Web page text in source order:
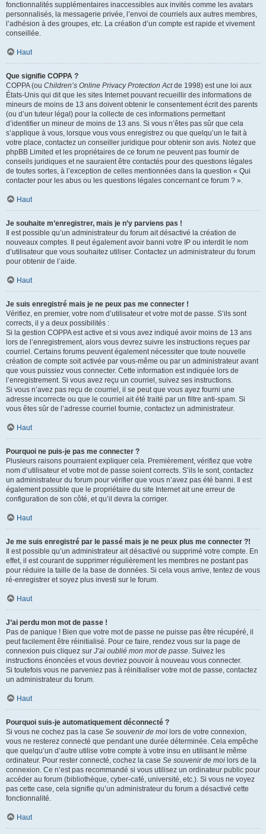
fonctionnalités supplémentaires inaccessibles aux invités comme les avatars
personnalisés, la messagerie privée, l’envoi de courriels aux autres membres,
l’adhésion à des groupes, etc. La création d’un compte est rapide et vivement
conseillée.
Haut
Que signifie COPPA ?
COPPA (ou Children’s Online Privacy Protection Actde 1998) est une loi aux
États-Unis qui dit que les sites Internet pouvant recueillir des informations de
mineurs de moins de 13 ans doivent obtenir le consentement écrit des parents
(ou d’un tuteur légal) pour la collecte de ces informations permettant
d’identifier un mineur de moins de 13 ans. Si vous n’êtes pas sûr que cela
s’applique à vous, lorsque vous vous enregistrez ou que quelqu’un le fait à
votre place, contactez un conseiller juridique pour obtenir son avis. Notez que
phpBB Limited et les propriétaires de ce forum ne peuvent pas fournir de
conseils juridiques et ne sauraient être contactés pour des questions légales
de toutes sortes, à l’exception de celles mentionnées dans la question « Qui
contacter pour les abus ou les questions légales concernant ce forum ? ».
Haut
Je souhaite m’enregistrer, mais je n’y parviens pas !
Il est possible qu’un administrateur du forum ait désactivé la création de
nouveaux comptes. Il peut également avoir banni votre IP ou interdit le nom
d’utilisateur que vous souhaitez utiliser. Contactez un administrateur du forum
pour obtenir de l’aide.
Haut
Je suis enregistré mais je ne peux pas me connecter !
Vérifiez, en premier, votre nom d’utilisateur et votre mot de passe. S’ils sont
corrects, il y a deux possibilités :
Si la gestion COPPA est active et si vous avez indiqué avoir moins de 13 ans
lors de l’enregistrement, alors vous devrez suivre les instructions reçues par
courriel. Certains forums peuvent également nécessiter que toute nouvelle
création de compte soit activée par vous-même ou par un administrateur avant
que vous puissiez vous connecter. Cette information est indiquée lors de
l’enregistrement. Si vous avez reçu un courriel, suivez ses instructions.
Si vous n’avez pas reçu de courriel, il se peut que vous ayez fourni une
adresse incorrecte ou que le courriel ait été traité par un filtre anti-spam. Si
vous êtes sûr de l’adresse courriel fournie, contactez un administrateur.
Haut
Pourquoi ne puis-je pas me connecter ?
Plusieurs raisons pourraient expliquer cela. Premièrement, vérifiez que votre
nom d’utilisateur et votre mot de passe soient corrects. S’ils le sont, contactez
un administrateur du forum pour vérifier que vous n’avez pas été banni. Il est
également possible que le propriétaire du site Internet ait une erreur de
configuration de son côté, et qu’il devra la corriger.
Haut
Je me suis enregistré par le passé mais je ne peux plus me connecter ?!
Il est possible qu’un administrateur ait désactivé ou supprimé votre compte. En
effet, il est courant de supprimer régulièrement les membres ne postant pas
pour réduire la taille de la base de données. Si cela vous arrive, tentez de vous
ré-enregistrer et soyez plus investi sur le forum.
Haut
J’ai perdu mon mot de passe !
Pas de panique ! Bien que votre mot de passe ne puisse pas être récupéré, il
peut facilement être réinitialisé. Pour ce faire, rendez vous sur la page de
connexion puis cliquez sur J’ai oublié mon mot de passe. Suivez les
instructions énoncées et vous devriez pouvoir à nouveau vous connecter.
Si toutefois vous ne parveniez pas à réinitialiser votre mot de passe, contactez
un administrateur du forum.
Haut
Pourquoi suis-je automatiquement déconnecté ?
Si vous ne cochez pas la case Se souvenir de moi lors de votre connexion,
vous ne resterez connecté que pendant une durée déterminée. Cela empêche
que quelqu’un d’autre utilise votre compte à votre insu en utilisant le même
ordinateur. Pour rester connecté, cochez la case Se souvenir de moi lors de la
connexion. Ce n’est pas recommandé si vous utilisez un ordinateur public pour
accéder au forum (bibliothèque, cyber-café, université, etc.). Si vous ne voyez
pas cette case, cela signifie qu’un administrateur du forum a désactivé cette
fonctionnalité.
Haut